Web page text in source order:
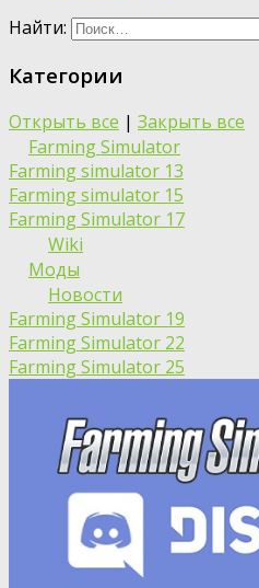
Найти:
Категории
Открыть все | Закрыть все
Farming Simulator
Farming simulator 13
Farming simulator 15
Farming Simulator 17
Wiki
Моды
Новости
Farming Simulator 19
Farming Simulator 22
Farming Simulator 25